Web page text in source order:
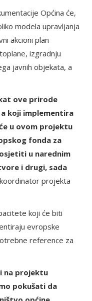
Općina će,
modela upravljanja
akcioni plan
izgradnju
javnih objekata, a
ove prirode
koji implementira
u ovom projektu
fonda za
u narednim
i drugi, sada
projekta
koji će biti
evropske
reference za
na projektu
pokušati da